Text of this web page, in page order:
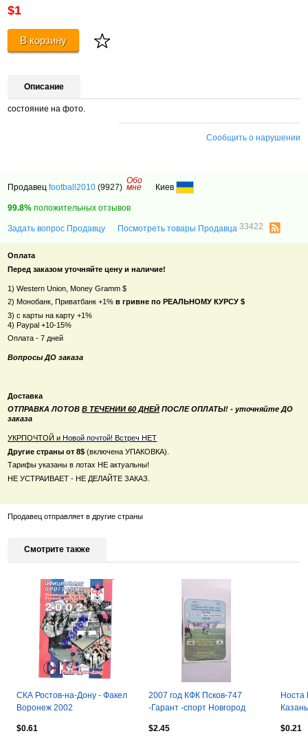
$1
В корзину
Описание
состояние на фото.
Сообщить о нарушении
Продавецfootball2010 (9927)
Обо
мне Киев
99.8% положительных отзывов
Задать вопрос Продавцу Посмотреть товары Продавца33422
Оплата
Перед заказом уточняйте цену и наличие!
1) Western Union, Money Gramm $
2) Монобанк, Приватбанк +1%в гривне по РЕАЛЬНОМУ КУРСУ $
3) с карты на карту +1%
4) Paypal +10-15%
Оплата - 7 дней
Вопросы ДО заказа
Доставка
ОТПРАВКА ЛОТОВВ ТЕЧЕНИИ 60 ДНЕЙ ПОСЛЕ ОПЛАТЫ! - уточняйте ДО
заказа
УКРПОЧТОЙ и Новой почтой! Встреч НЕТ
Другие страны от 8$ (включена УПАКОВКА).
Тарифы указаны в лотах НЕ актуальны!
НЕ УСТРАИВАЕТ - НЕ ДЕЛАЙТЕ ЗАКАЗ.
Продавец отправляет в другие страны
Смотрите также
СКА Ростов-на-Дону - Факел
Воронеж 2002
$0.61
2007 год КФК Псков-747
-Гарант -спорт Новгород
$2.45
Носта
$0.21